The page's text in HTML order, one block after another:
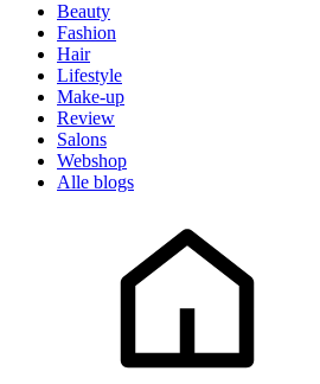
Beauty
Fashion
Hair
Lifestyle
Make-up
Review
Salons
Webshop
Alle blogs